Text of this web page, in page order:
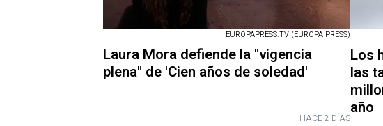
EUROPAPRESS.TV (EUROPA PRESS)
Laura Mora defiende la "vigencia
plena" de 'Cien años de soledad'
HACE 2 DÍAS
Los
las
año